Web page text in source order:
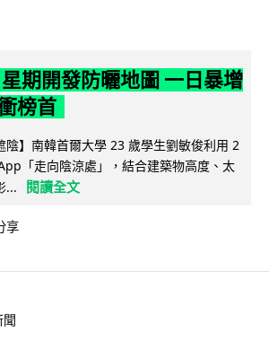
期開發防曬地圖 一日暴增
榜首
陰】南韓首爾大學 23 歲學生劉敏俊利用 2
「走向陰涼處」，結合建築物高度、太
...
閱讀全文
享
聞